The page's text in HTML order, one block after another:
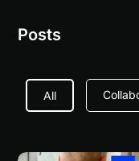
Posts
All